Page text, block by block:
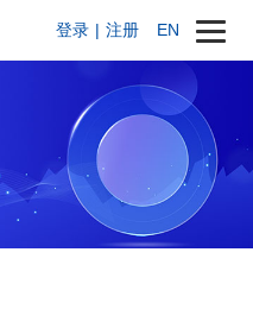
EN
登录 | 注册